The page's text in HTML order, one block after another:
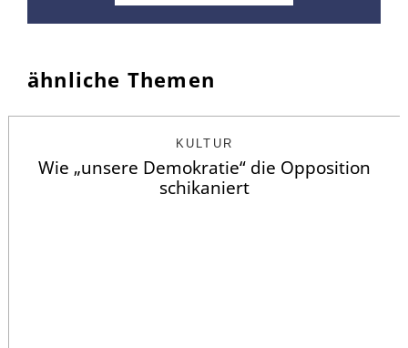
ähnliche Themen
KULTUR
Wie „unsere Demokratie“ die Opposition
schikaniert